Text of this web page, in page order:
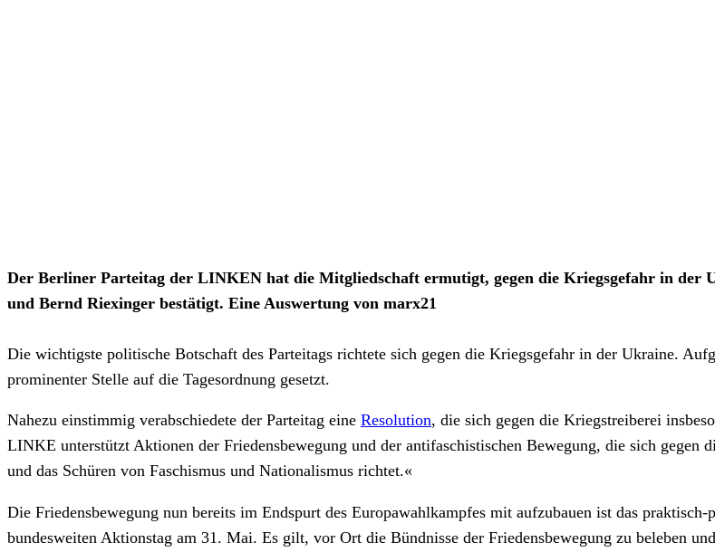
Der Berliner Parteitag der LINKEN hat die Mitgliedschaft ermutigt, gegen die Kriegsgefahr in
und Bernd Riexinger bestätigt. Eine Auswertung von marx21
Die wichtigste politische Botschaft des Parteitags richtete sich gegen die Kriegsgefahr in der Ukraine.
prominenter Stelle auf die Tagesordnung gesetzt.
Nahezu einstimmig verabschiedete der Parteitag eine Resolution, die sich gegen die Kriegstreiberei
LINKE unterstützt Aktionen der Friedensbewegung und der antifaschistischen Bewegung, die sich
und das Schüren von Faschismus und Nationalismus richtet.«
Die Friedensbewegung nun bereits im Endspurt des Europawahlkampfes mit aufzubauen ist das
bundesweiten Aktionstag am 31. Mai. Es gilt, vor Ort die Bündnisse der Friedensbewegung zu beleben